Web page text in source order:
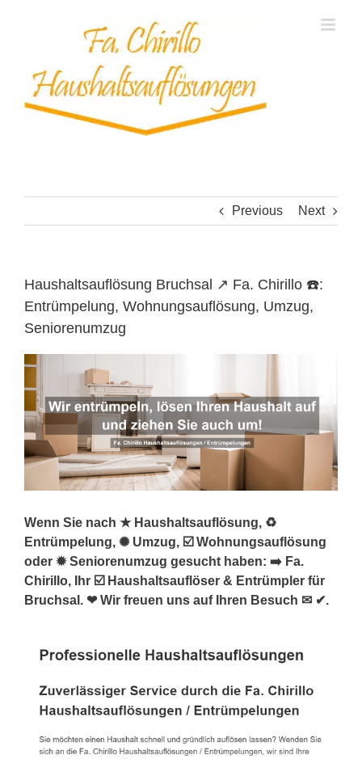
Previous Next
Haushaltsauflösung Bruchsal ↗️ Fa. Chirillo ☎️:
Entrümpelung, Wohnungsauflösung, Umzug,
Seniorenumzug
Wenn Sie nach ★ Haushaltsauflösung, ♻
Entrümpelung, ✺ Umzug, ☑️ Wohnungsauflösung
oder ✹ Seniorenumzug gesucht haben: ➡️ Fa.
Chirillo, Ihr ☑️ Haushaltsauflöser & Entrümpler für
Bruchsal. ❤ Wir freuen uns auf Ihren Besuch ✉ ✔.